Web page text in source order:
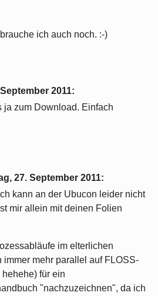
ich auch noch. :-)
2011:
ja zum Download. Einfach
27. September 2011:
kann an der Ubucon leider nicht
mir allein mit deinen Folien
im elterlichen
immer mehr parallel auf FLOSS-
für ein
"nachzuzeichnen", da ich